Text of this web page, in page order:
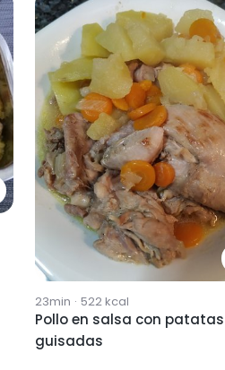
23min · 522kcal
Pollo en salsa con patatas
guisadas